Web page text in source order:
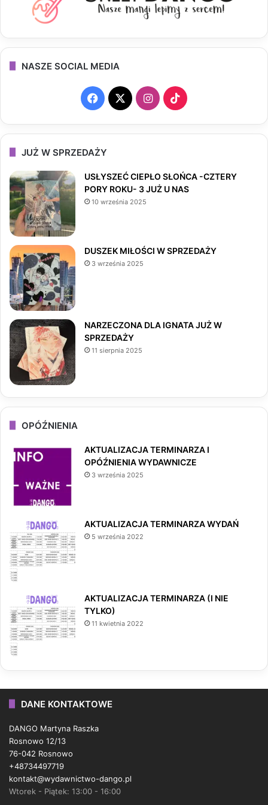
NASZE SOCIAL MEDIA
F
a
b
k
X
I
n
a
T
i
T
o
JUŻ W SPRZEDAŻY
USŁYSZEĆ CIEPŁO SŁOŃCA -CZTERY
PORY ROKU- 3 JUŻ U NAS
10 września 2025
DUSZEK MIŁOŚCI W SPRZEDAŻY
3 września 2025
NARZECZONA DLA IGNATA JUŻ W
SPRZEDAŻY
11 sierpnia 2025
OPÓŹNIENIA
AKTUALIZACJA TERMINARZA I
OPÓŹNIENIA WYDAWNICZE
3 września 2025
AKTUALIZACJA TERMINARZA WYDAŃ
5 września 2022
AKTUALIZACJA TERMINARZA (I NIE
TYLKO)
11 kwietnia 2022
DANE KONTAKTOWE
DANGO Martyna Raszka
Rosnowo 12/13
76-042 Rosnowo
+48734497719
kontakt@wydawnictwo-dango.pl
Wtorek - Piątek: 13:00 - 16:00